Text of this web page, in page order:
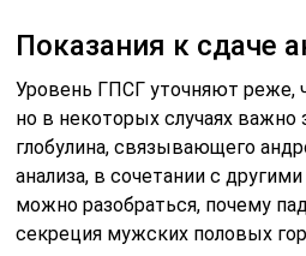
Показания к сдаче
Уровень ГПСГ уточняют реже,
но в некоторых случаях
глобулина, связывающего
анализа, в сочетании с
можно разобраться, почему
секреция мужских половых